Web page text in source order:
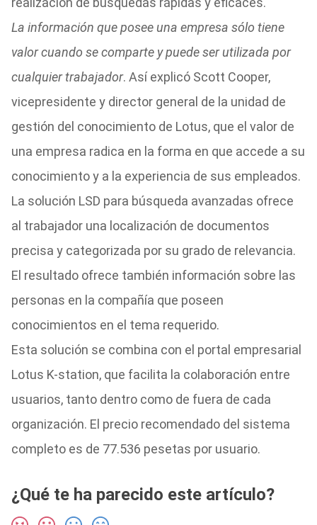
La información que posee una empresa sólo tiene
valor cuando se comparte y puede ser utilizada por
cualquier trabajador. Así explicó Scott Cooper,
vicepresidente y director general de la unidad de
gestión del conocimiento de Lotus, que el valor de
una empresa radica en la forma en que accede a su
conocimiento y a la experiencia de sus empleados.
La solución LSD para búsqueda avanzadas ofrece
al trabajador una localización de documentos
precisa y categorizada por su grado de relevancia.
El resultado ofrece también información sobre las
personas en la compañía que poseen
conocimientos en el tema requerido.
Esta solución se combina con el portal empresarial
Lotus K-station, que facilita la colaboración entre
usuarios, tanto dentro como de fuera de cada
organización. El precio recomendado del sistema
completo es de 77.536 pesetas por usuario.
¿Qué te ha parecido este artículo?